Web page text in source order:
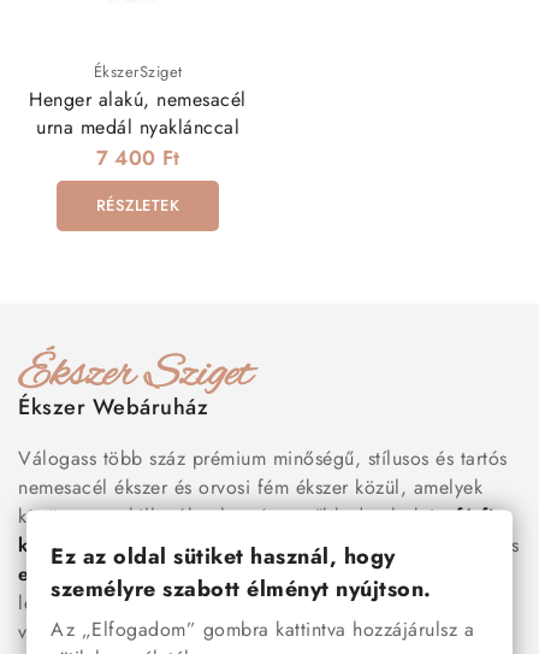
ÉkszerSziget
Henger alakú, nemesacél
urna medál nyaklánccal
7 400 Ft
RÉSZLETEK
Ékszer Webáruház
Válogass több száz prémium minőségű, stílusos és tartós
nemesacél ékszer és orvosi fém ékszer közül, amelyek
között megtalálhatók a legnépszerűbb darabok is:férfi
karkötők
, női nyakláncok , karikagyűrűk
és
esküvői kiegészítőkegyaránt. Webáruházunkban a
legújabb trendeket követő, mégis időtálló ékszerek közül
választhatsz – legyen szó ajándékról, mindennapi
Ez az oldal sütiket használ, hogy
személyre szabott élményt nyújtson.
Az „Elfogadom” gombra kattintva hozzájárulsz a